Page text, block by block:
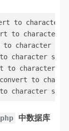
to character
to character
character set
character set
to character
to
character set
中数据库